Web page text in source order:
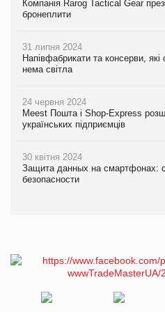
Компанія Rarog Tactical Gear
бронеплити
31 липня 2024
Напівфабрикати та консерви, які
нема світла
24 червня 2024
Meest Пошта і Shop-Express
українських підприємців
30 квітня 2024
Защита данных на смартфонах:
безопасности